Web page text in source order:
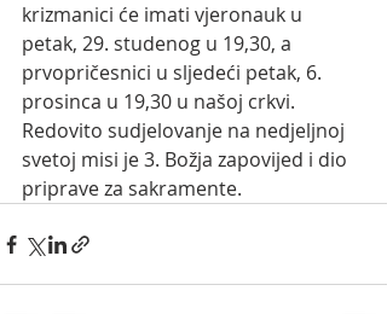
krizmanici će imati vjeronauk u
petak, 29. studenog u 19,30, a
prvopričesnici u sljedeći petak, 6.
prosinca u 19,30 u našoj crkvi.
Redovito sudjelovanje na nedjeljnoj
svetoj misi je 3. Božja zapovijed i dio
priprave za sakramente.